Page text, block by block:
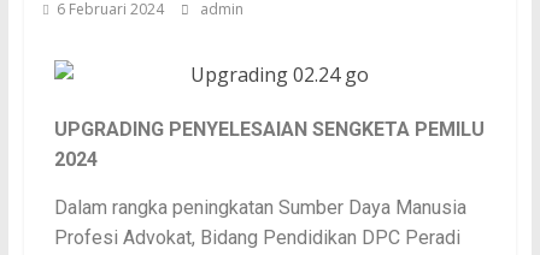
6 Februari 2024
admin
UPGRADING PENYELESAIAN SENGKETA PEMILU
2024
Dalam rangka peningkatan Sumber Daya Manusia
Profesi Advokat, Bidang Pendidikan DPC Peradi